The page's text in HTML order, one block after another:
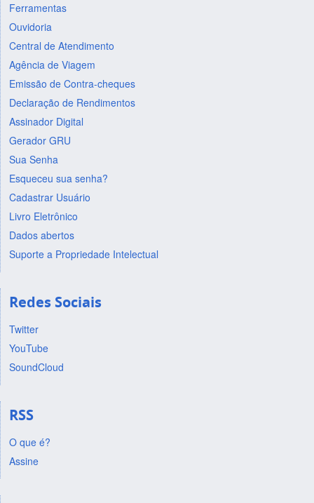
Ferramentas
Ouvidoria
Central de Atendimento
Agência de Viagem
Emissão de Contra-cheques
Declaração de Rendimentos
Assinador Digital
Gerador GRU
Sua Senha
Esqueceu sua senha?
Cadastrar Usuário
Livro Eletrônico
Dados abertos
Suporte a Propriedade Intelectual
Redes Sociais
Twitter
YouTube
SoundCloud
RSS
O que é?
Assine